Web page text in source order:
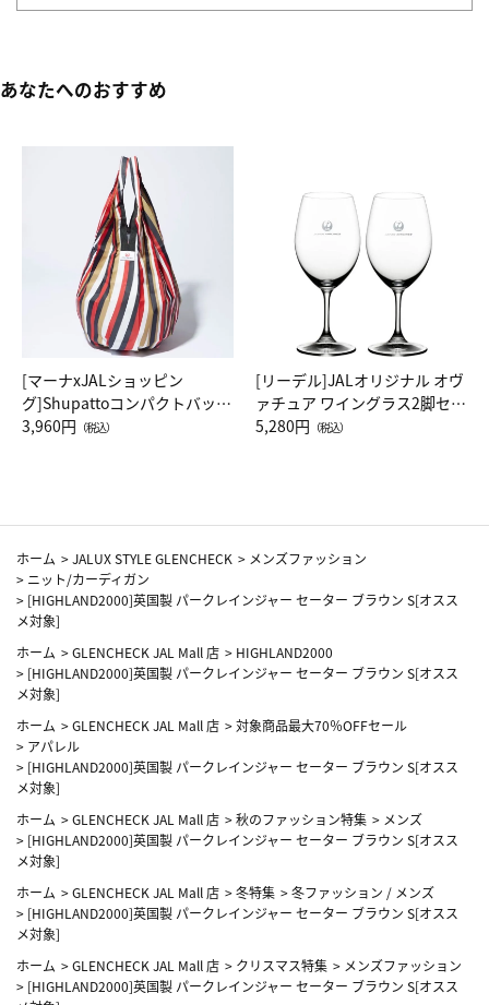
あなたへのおすすめ
[マーナxJALショッピン
グ]Shupattoコンパクトバッグ
Drop JAL客室乗務員（LC）ス
3,960円 （税込）
[リーデル]JALオリジナル オヴ
ァチュア ワイングラス2脚セッ
ト（レッドワイン）
5,280円 （税込）
ホーム >JALUX STYLE GLENCHECK > メンズファッション
> ニット/カーディガン
> [HIGHLAND2000]英国製 パークレインジャー セーター ブラウン S[オスス
メ対象]
ホーム >GLENCHECK JAL Mall 店 > HIGHLAND2000
> [HIGHLAND2000]英国製 パークレインジャー セーター ブラウン S[オスス
メ対象]
ホーム >GLENCHECK JAL Mall 店 >対象商品最大70％OFFセール
> アパレル
> [HIGHLAND2000]英国製 パークレインジャー セーター ブラウン S[オスス
メ対象]
ホーム >GLENCHECK JAL Mall 店 >秋のファッション特集 > メンズ
> [HIGHLAND2000]英国製 パークレインジャー セーター ブラウン S[オスス
メ対象]
ホーム >GLENCHECK JAL Mall 店 >冬特集 >冬ファッション / メンズ
> [HIGHLAND2000]英国製 パークレインジャー セーター ブラウン S[オスス
メ対象]
ホーム >GLENCHECK JAL Mall 店 > クリスマス特集 > メンズファッション
> [HIGHLAND2000]英国製 パークレインジャー セーター ブラウン S[オスス